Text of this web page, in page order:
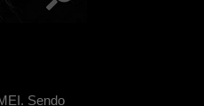
Sendo